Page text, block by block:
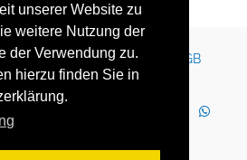
unserer Website zu
weitere Nutzung der
der Verwendung zu.
hierzu finden Sie in
Newsletter Karriere
AGB
Nutzungsbedingungen
WhatsApp